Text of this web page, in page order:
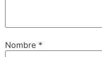
Nombre *